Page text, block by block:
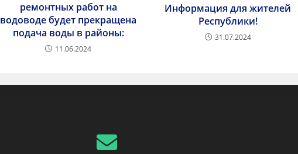
ремонтных работ на
водоводе будет прекращена
подача воды в районы:
11.06.2024
Информация для жителей
Республики!
31.07.2024